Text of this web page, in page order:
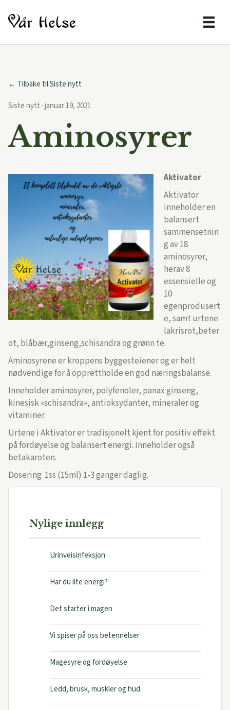
← Tilbake til Siste nytt
Siste nytt · januar 19, 2021
Aminosyrer
Aktivator
Aktivator
inneholder en
balansert
sammensetnin
g av 18
aminosyrer,
herav 8
essensielle og
10
egenprodusert
e, samt urtene
lakrisrot,beter
ot, blåbær,ginseng,schisandra og grønn te.
Aminosyrene er kroppens byggesteiener og er helt
nødvendige for å opprettholde en god næringsbalanse.
Inneholder aminosyrer, polyfenoler, panax ginseng,
kinesisk «schisandra», antioksydanter, mineraler og
vitaminer.
Urtene i Aktivator er tradisjonelt kjent for positiv effekt
på fordøyelse og balansert energi. Inneholder også
betakaroten.
Dosering 1ss (15ml) 1-3 ganger daglig.
Nylige innlegg
Urinveisinfeksjon.
Har du lite energi?
Det starter i magen
Vi spiser på oss betennelser
Magesyre og fordøyelse
Ledd, brusk, muskler og hud.